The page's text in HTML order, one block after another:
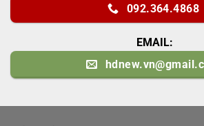
092.364.4868
EMAIL: